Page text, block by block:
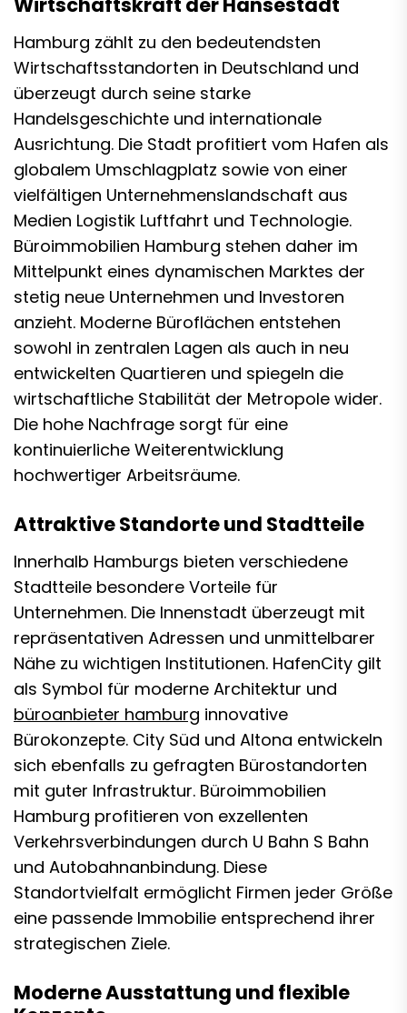
Hamburg zählt zu den bedeutendsten
Wirtschaftsstandorten in Deutschland und
überzeugt durch seine starke
Handelsgeschichte und internationale
Ausrichtung. Die Stadt profitiert vom Hafen als
globalem Umschlagplatz sowie von einer
vielfältigen Unternehmenslandschaft aus
Medien Logistik Luftfahrt und Technologie.
Büroimmobilien Hamburg stehen daher im
Mittelpunkt eines dynamischen Marktes der
stetig neue Unternehmen und Investoren
anzieht. Moderne Büroflächen entstehen
sowohl in zentralen Lagen als auch in neu
entwickelten Quartieren und spiegeln die
wirtschaftliche Stabilität der Metropole wider.
Die hohe Nachfrage sorgt für eine
kontinuierliche Weiterentwicklung
hochwertiger Arbeitsräume.
Attraktive Standorte und Stadtteile
Innerhalb Hamburgs bieten verschiedene
Stadtteile besondere Vorteile für
Unternehmen. Die Innenstadt überzeugt mit
repräsentativen Adressen und unmittelbarer
Nähe zu wichtigen Institutionen. HafenCity gilt
als Symbol für moderne Architektur und
büroanbieter hamburg innovative
Bürokonzepte. City Süd und Altona entwickeln
sich ebenfalls zu gefragten Bürostandorten
mit guter Infrastruktur. Büroimmobilien
Hamburg profitieren von exzellenten
Verkehrsverbindungen durch U Bahn S Bahn
und Autobahnanbindung. Diese
Standortvielfalt ermöglicht Firmen jeder Größe
eine passende Immobilie entsprechend ihrer
strategischen Ziele.
Moderne Ausstattung und flexible